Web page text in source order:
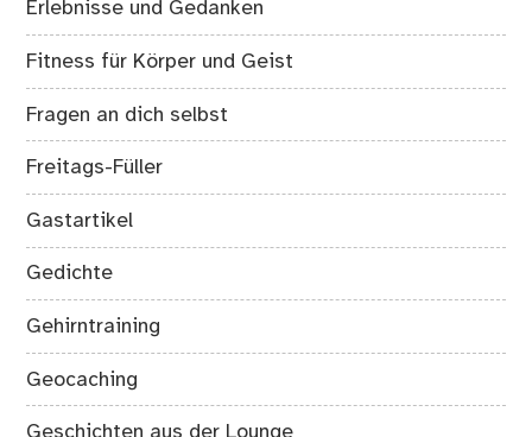
Erlebnisse und Gedanken
Fitness für Körper und Geist
Fragen an dich selbst
Freitags-Füller
Gastartikel
Gedichte
Gehirntraining
Geocaching
Geschichten aus der Lounge